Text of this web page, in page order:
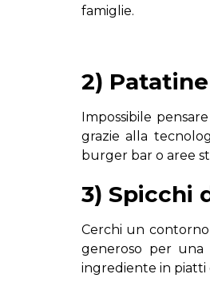
famiglie.
2)
Impossibile
grazie alla
burger bar o aree
3) Spicchi
Cerchi un contorno
generoso per una
ingrediente in piatti